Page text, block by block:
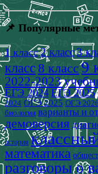
📌 Популярные
1 класс 2 класс3
класс 8 класс 9
2022-2023
ЕГЭ 2024 ЕГЭ 2025
2024 ОГЭ 2025 ОГЭ 2026
биология варианты и
демоверсия
история
математика
разговоры о